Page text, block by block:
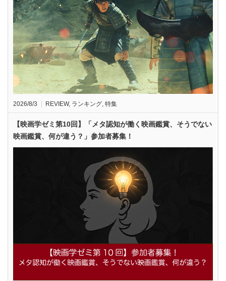
2026/8/3 REVIEW, ランキング, 特集
【映画学ゼミ第10回】「メタ認知が働く映画鑑賞、そうでない
映画鑑賞、何が違う？」参加者募集！